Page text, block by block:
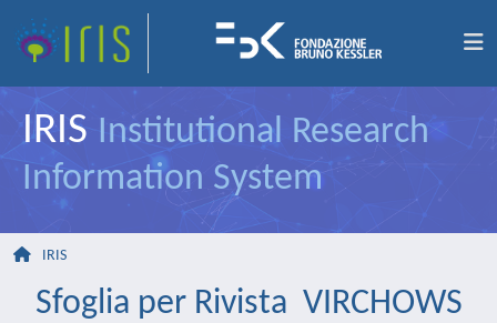
IRIS Institutional Research
Information System
IRIS
Sfoglia per Rivista VIRCHOWS